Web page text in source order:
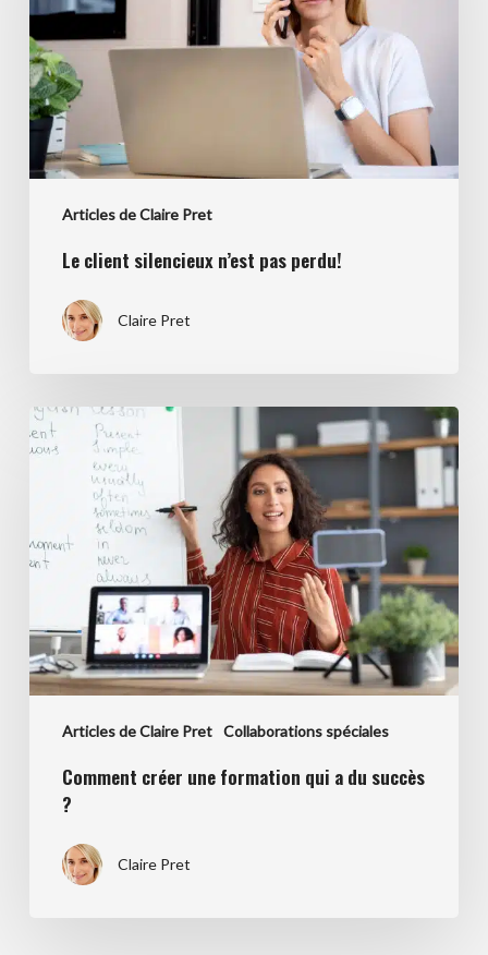
Articles de Claire Pret
pas
perdu!
Le client silencieux n’est pas perdu!
Claire Pret
Articles de Claire Pret Collaborations spéciales
Comment
créer
formation
a
Comment créer une formation qui a du succès
?
Claire Pret